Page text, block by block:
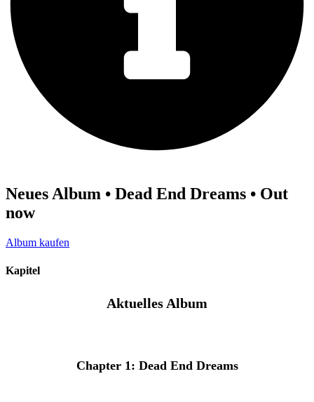
Neues Album • Dead End Dreams • Out
now
Album kaufen
Kapitel
Aktuelles Album
Chapter 1: Dead End Dreams